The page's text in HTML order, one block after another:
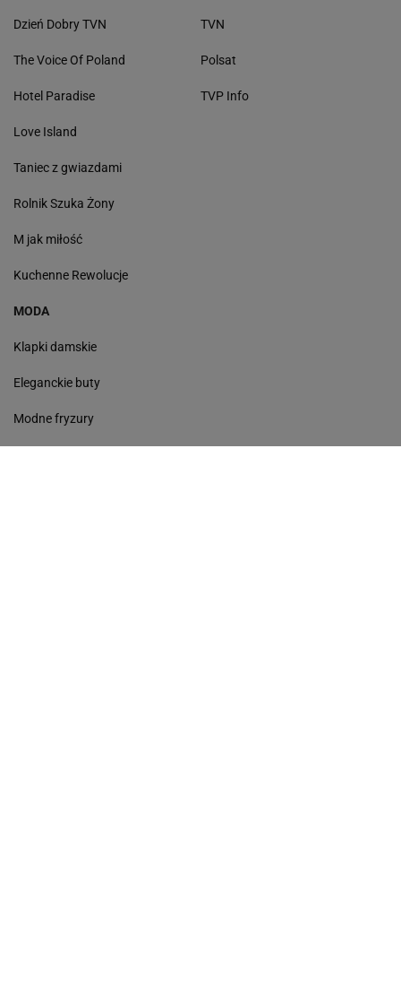
Dzień Dobry TVN
The Voice Of Poland
Hotel Paradise
Love Island
Taniec z gwiazdami
Rolnik Szuka Żony
M jak miłość
Kuchenne Rewolucje
TVN
Polsat
TVP Info
MODA
Klapki damskie
Eleganckie buty
Modne fryzury